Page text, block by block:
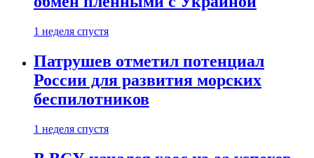
1 неделя спустя
Патрушев отметил потенциал
России для развития морских
беспилотников
1 неделя спустя